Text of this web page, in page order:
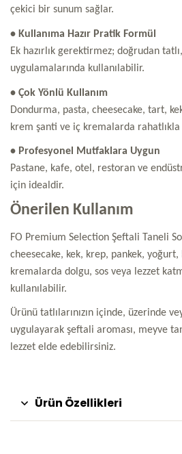
çekici bir sunum sağlar.
• Kullanıma Hazır Pratik Formül
Ek hazırlık gerektirmez; doğrudan
uygulamalarında kullanılabilir.
• Çok Yönlü Kullanım
Dondurma, pasta, cheesecake, tart,
krem şanti ve iç kremalarda
• Profesyonel Mutfaklara Uygun
Pastane, kafe, otel, restoran ve
için idealdir.
Önerilen Kullanım
FO Premium Selection Şeftali Taneli
cheesecake, kek, krep, pankek,
kremalarda dolgu, sos veya lezzet
kullanılabilir.
Ürünü tatlılarınızın içinde, üzerinde
uygulayarak şeftali aroması, meyve
lezzet elde edebilirsiniz.
Ürün Özellikleri